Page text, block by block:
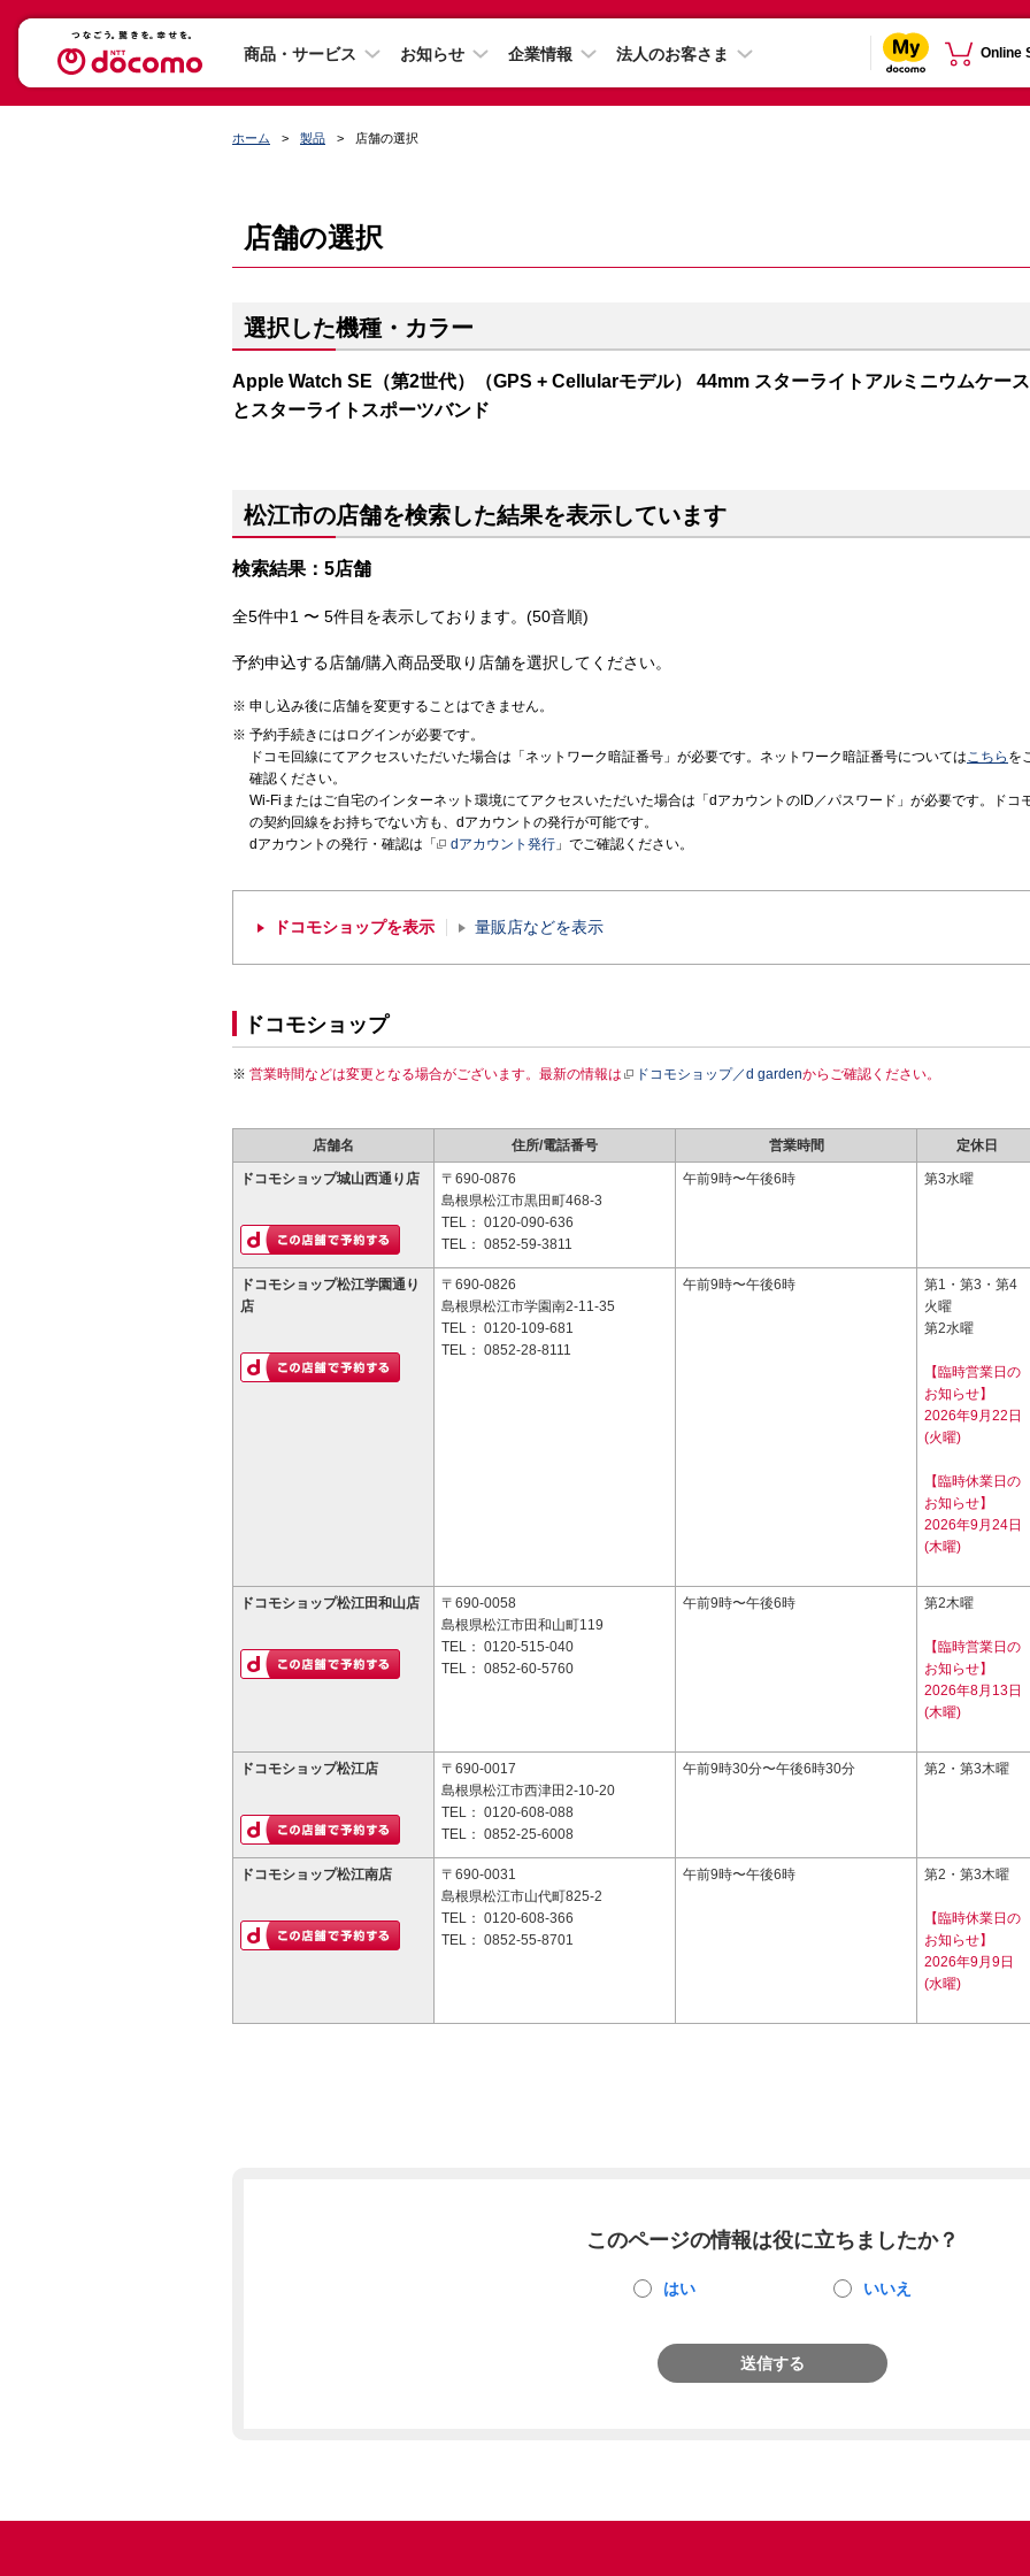
商品・サービス お知らせ 企業情報 法人のお客さま Online
ホーム 製品 店舗の選択
店舗の選択
選択した機種・カラー
Apple Watch SE（第2世代）（GPS + Cellularモデル） 44mm スターライトアルミニウムケース
とスターライトスポーツバンド
松江市の店舗を検索した結果を表示しています
検索結果：5店舗
全5件中1 〜 5件目を表示しております。(50音順)
予約申込する店舗/購入商品受取り店舗を選択してください。
申し込み後に店舗を変更することはできません。
予約手続きにはログインが必要です。
ドコモ回線にてアクセスいただいた場合は「ネットワーク暗証番号」が必要です。ネットワーク暗証番号についてはこちら を
確認ください。
Wi-Fiまたはご自宅のインターネット環境にてアクセスいただいた場合は「dアカウントのID／パスワード」が必要です。ドコ
の契約回線をお持ちでない方も、dアカウントの発行が可能です。
dアカウントの発行・確認は「
dアカウント発行 」でご確認ください。
ドコモショップを表示 量販店などを表示
ドコモショップ
営業時間などは変更となる場合がございます。最新の情報は ドコモショップ／d gardenからご確認ください。
店舗名 住所/電話番号 営業時間 定休日
ドコモショップ城山西通り店
〒690-0876
島根県松江市黒田町468-3
TEL： 0120-090-636
TEL： 0852-59-3811
午前9時〜午後6時 第3水曜
ドコモショップ松江学園通り
店
〒690-0826
島根県松江市学園南2-11-35
TEL： 0120-109-681
TEL： 0852-28-8111
午前9時〜午後6時
第1・第3・第4
火曜
第2水曜
【臨時営業日の
お知らせ】
2026年9月22日
(火曜)
【臨時休業日の
お知らせ】
2026年9月24日
(木曜)
ドコモショップ松江田和山店
〒690-0058
島根県松江市田和山町119
TEL： 0120-515-040
TEL： 0852-60-5760
午前9時〜午後6時 第2木曜
【臨時営業日の
お知らせ】
2026年8月13日
(木曜)
ドコモショップ松江店
〒690-0017
島根県松江市西津田2-10-20
TEL： 0120-608-088
TEL： 0852-25-6008
午前9時30分〜午後6時30分 第2・第3木曜
ドコモショップ松江南店
〒690-0031
島根県松江市山代町825-2
TEL： 0120-608-366
TEL： 0852-55-8701
午前9時〜午後6時 第2・第3木曜
【臨時休業日の
お知らせ】
2026年9月9日
(水曜)
このページの情報は役に立ちましたか？
はい いいえ
送信する